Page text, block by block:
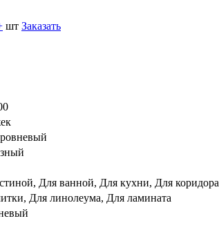
шт Заказать
Для ванной, Для кухни, Для коридора
Для линолеума, Для ламината